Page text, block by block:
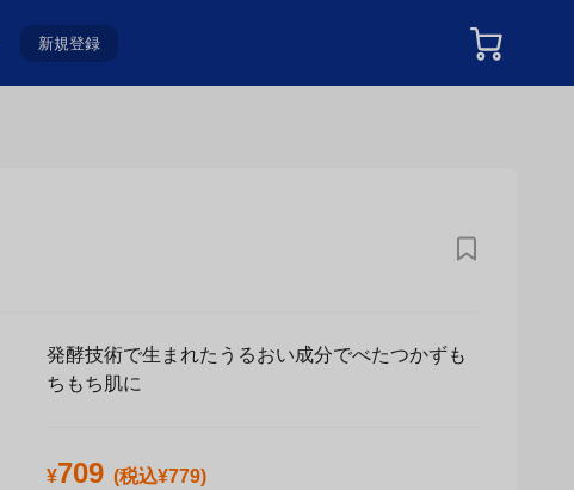
新規登録
発酵技術で生まれたうるおい成分でべたつかずも
ちもち肌に
¥709 (税込¥779)